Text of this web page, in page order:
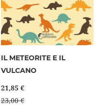
IL METEORITE E IL
VULCANO
21,85 €
23,00 €